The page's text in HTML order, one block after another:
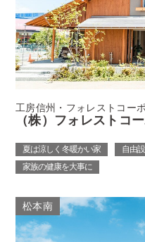
工房信州・フォレストコー
（株）フォレストコ
夏は涼しく 冬暖かい家
自由
家族の健康を大事に
松本南